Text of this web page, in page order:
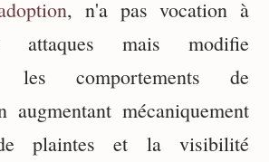
, n'a pas vocation à
attaques mais modifie
les comportements de
augmentant mécaniquement
plaintes et la visibilité